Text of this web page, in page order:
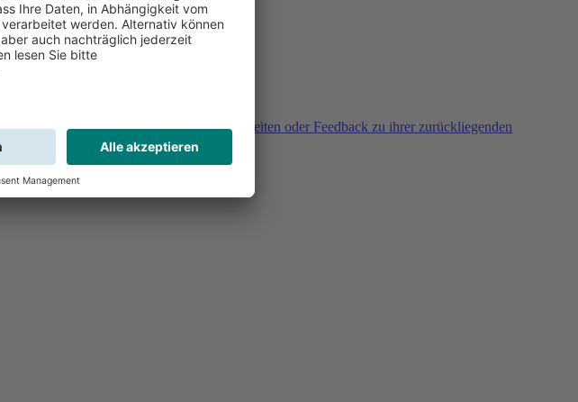
Sie haben Fragen, Unklarheiten oder Feedback zu ihrer zurückliegenden
Buchung?